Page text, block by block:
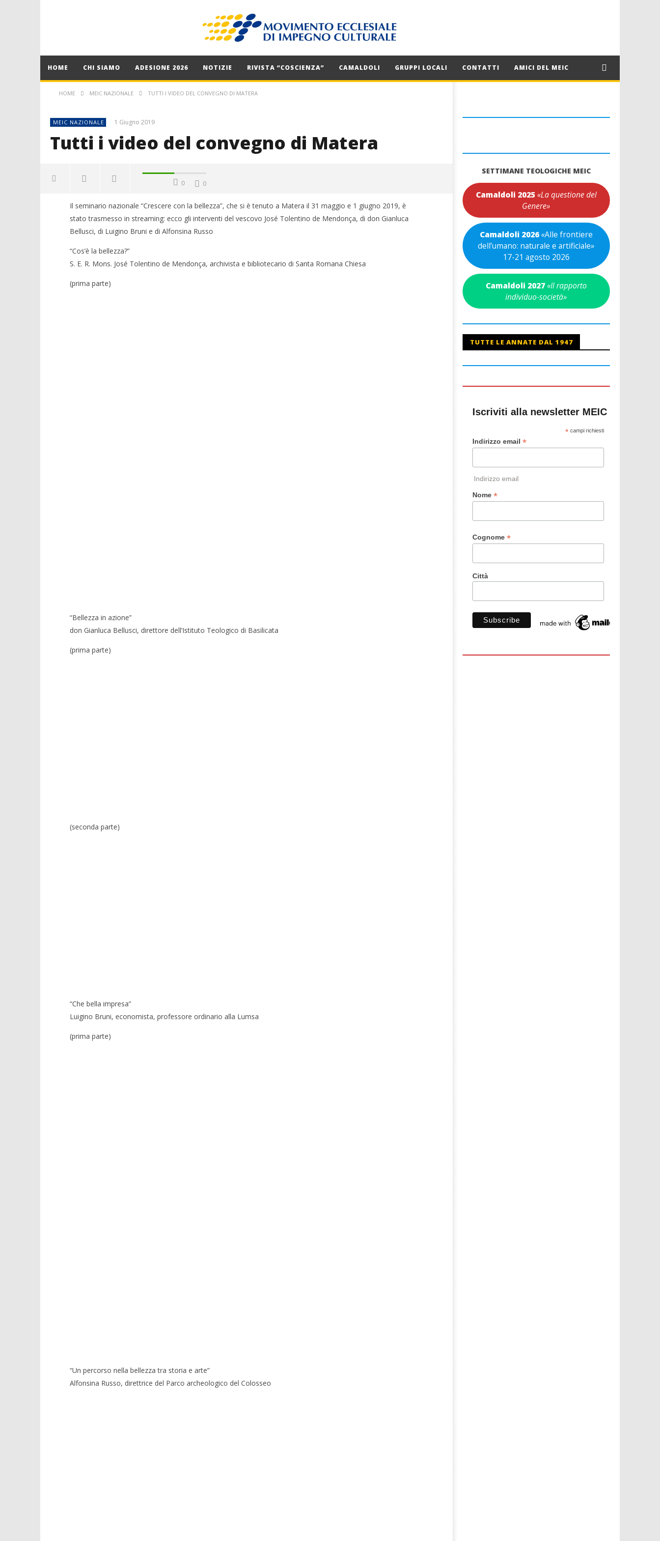
HOME CHI SIAMO ADESIONE 2026 NOTIZIE RIVISTA “COSCIENZA” CAMALDOLI GRUPPI LOCALI CONTATTI AMICI DEL MEIC
HOME MEIC NAZIONALE TUTTI I VIDEO DEL CONVEGNO DI MATERA
MEIC NAZIONALE 1 Giugno 2019
Tutti i video del convegno di Matera
0 0
Il seminario nazionale “Crescere con la bellezza”, che si è tenuto a Matera il 31 maggio e 1 giugno 2019, è
stato trasmesso in streaming: ecco gli interventi del vescovo José Tolentino de Mendonça, di don Gianluca
Bellusci, di Luigino Bruni e di Alfonsina Russo
“Cos’è la bellezza?”
S. E. R. Mons. José Tolentino de Mendonça, archivista e bibliotecario di Santa Romana Chiesa
(prima parte)
“Bellezza in azione”
don Gianluca Bellusci, direttore dell’Istituto Teologico di Basilicata
(prima parte)
(seconda parte)
“Che bella impresa”
Luigino Bruni, economista, professore ordinario alla Lumsa
(prima parte)
“Un percorso nella bellezza tra storia e arte”
Alfonsina Russo, direttrice del Parco archeologico del Colosseo
SETTIMANE TEOLOGICHE MEIC
Camaldoli 2025 «La questione del
Genere»
Camaldoli 2026«Alle frontiere
dell’umano: naturale e artificiale»
17-21 agosto 2026
Camaldoli 2027 «Il rapporto
individuo-società»
TUTTE LE ANNATE DAL 1947
Iscriviti alla newsletter MEIC
* campi richiesti
Indirizzo email *
Indirizzo email
Nome *
Cognome *
Città